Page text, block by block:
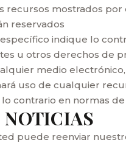
recursos mostrados
reservados
indique lo
u otros derechos de
medio
uso de cualquier
contrario en normas
NOTICIAS
puede reenviar